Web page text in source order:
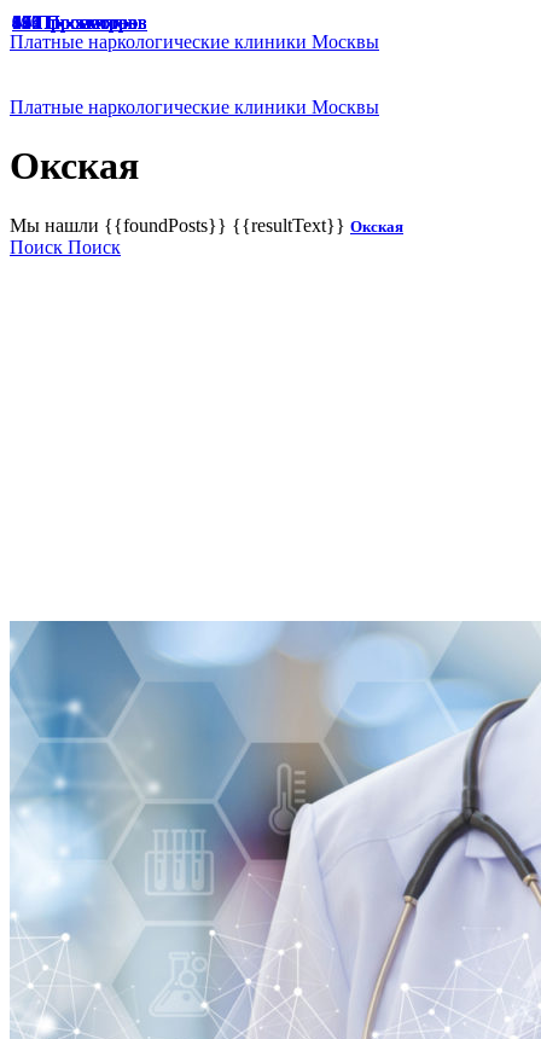
Платные наркологические клиники Москвы
Платные наркологические клиники Москвы
Окская
Мы нашли {{foundPosts}} {{resultText}} Окская
Поиск Поиск
49 Просмотров
47 Просмотров
33 Просмотра
65 Просмотров
67 Просмотров
166 Просмотров
125 Просмотров
136 Просмотров
187 Просмотров
174 Просмотра
129 Просмотров
191 Просмотр
94 Просмотра
45 Просмотров
61 Просмотр
88 Просмотров
49 Просмотров